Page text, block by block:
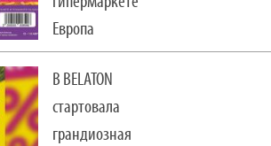
Европа
В BELATON
стартовала
грандиозная